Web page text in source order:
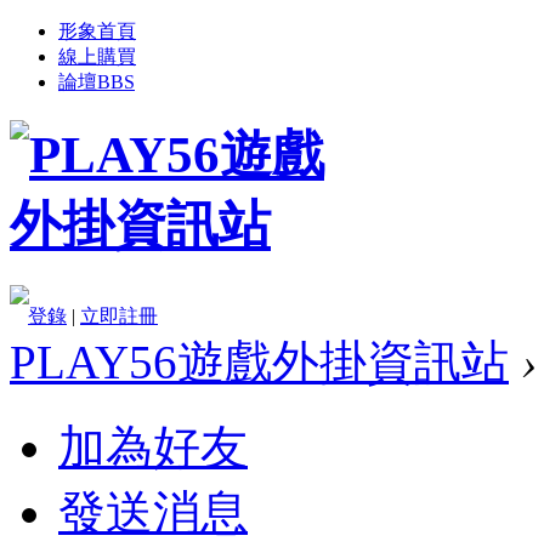
形象首頁
線上購買
論壇BBS
登錄 | 立即註冊
PLAY56遊戲外掛資訊站 ›
加為好友
發送消息